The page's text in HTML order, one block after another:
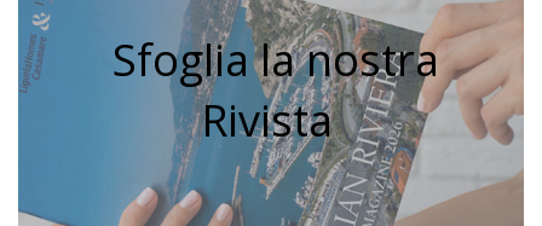
Sfoglia la nostra
Rivista